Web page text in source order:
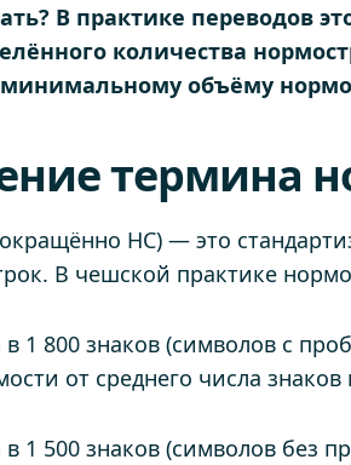
В практике переводов
количества
минимальному объёму
термина
НС) — это
В чешской практике
1 800 знаков (символов с
от среднего числа знаков
1 500 знаков (символов без